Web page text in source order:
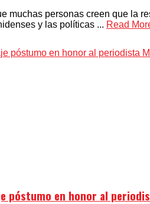
muchas personas creen que la
y las políticas ... Read
póstumo en honor al